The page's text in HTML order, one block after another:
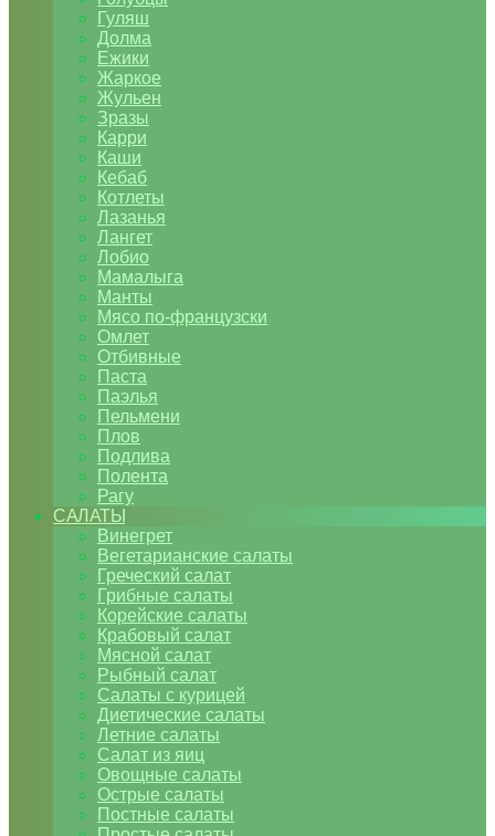
Гуляш
Долма
Ежики
Жаркое
Жульен
Зразы
Карри
Каши
Кебаб
Котлеты
Лазанья
Лангет
Лобио
Мамалыга
Манты
Мясо по-французски
Омлет
Отбивные
Паста
Паэлья
Пельмени
Плов
Подлива
Полента
Рагу
САЛАТЫ
Винегрет
Вегетарианские салаты
Греческий салат
Грибные салаты
Корейские салаты
Крабовый салат
Мясной салат
Рыбный салат
Салаты с курицей
Диетические салаты
Летние салаты
Салат из яиц
Овощные салаты
Острые салаты
Постные салаты